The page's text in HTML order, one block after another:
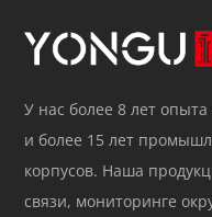
У нас более 8 лет
и более 15 лет
корпусов. Наша
связи, мониторинге